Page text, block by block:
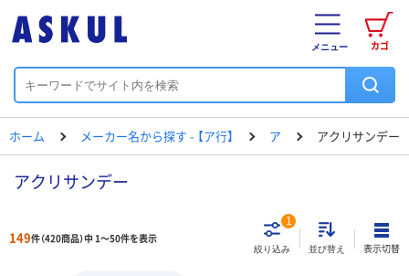
カゴ
メニュー
ホーム メーカー名から探す - 【ア行】 ア アクリサンデー
アクリサンデー
149件（420商品）中 1～50件を表示
絞り込み
1
並び替え 表示切替